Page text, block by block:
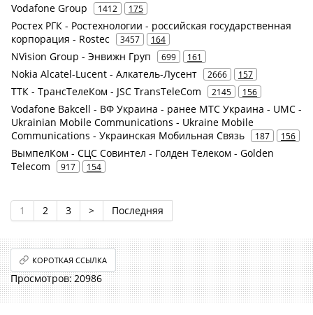
Vodafone Group 1412 175
Ростех РГК - Ростехнологии - российская государственная
корпорация - Rostec
3457 164
NVision Group - Энвижн Груп 699 161
Nokia Alcatel-Lucent - Алкатель-Лусент 2666 157
ТТК - ТрансТелеКом - JSC TransTeleCom 2145 156
Vodafone Bakcell - ВФ Украина - ранее МТС Украина - UMC -
Ukrainian Mobile Communications - Ukraine Mobile
Communications - Украинская Мобильная Связь
187 156
ВымпелКом - СЦС Совинтел - Голден Телеком - Golden
Telecom
917 154
1 2 3 > Последняя
КОРОТКАЯ ССЫЛКА
20986